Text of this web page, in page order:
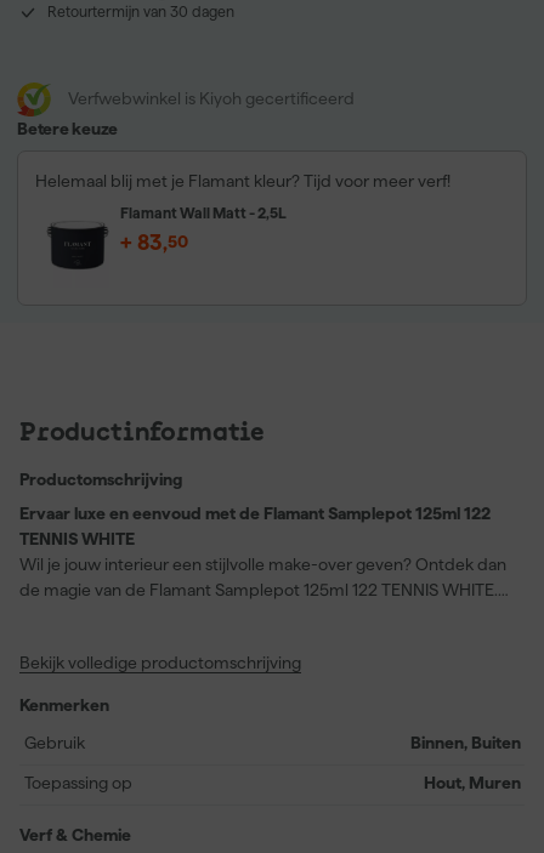
Retourtermijn van 30 dagen
Verfwebwinkel is Kiyoh gecertificeerd
Betere keuze
Helemaal blij met je Flamant kleur? Tijd voor meer verf!
Flamant Wall Matt - 2,5L
+ 83,50
Productinformatie
Productomschrijving
Ervaar luxe en eenvoud met de Flamant Samplepot 125ml 122
TENNIS WHITE
Wil je jouw interieur een stijlvolle make-over geven? Ontdek dan
de magie van de Flamant Samplepot 125ml 122 TENNIS WHITE.
elegantie voorziet. Tennis White is een warme, natuurlijke tint die
accentmuren als het opfrissen van houten meubels. Met een
handige samplepot van 125ml kun je deze verf eerst uitproberen
gemaakte verf heeft een matte glansgraad en blijft kleurecht en
volgende verfproject compleet met de betrouwbare kwaliteit
Bekijk volledige productomschrijving
Kenmerken
Gebruik
Binnen, Buiten
Toepassing op Hout, Muren
Verf & Chemie